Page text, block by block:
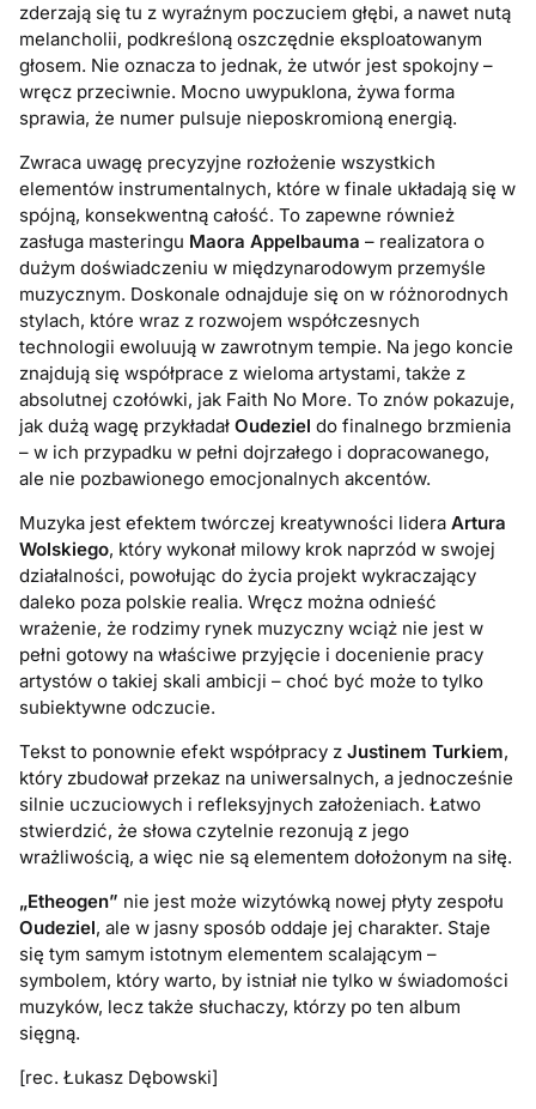
zderzają się tu z wyraźnym poczuciem głębi, a nawet nutą
melancholii, podkreśloną oszczędnie eksploatowanym
głosem. Nie oznacza to jednak, że utwór jest spokojny –
wręcz przeciwnie. Mocno uwypuklona, żywa forma
sprawia, że numer pulsuje nieposkromioną energią.
Zwraca uwagę precyzyjne rozłożenie wszystkich
elementów instrumentalnych, które w finale układają się w
spójną, konsekwentną całość. To zapewne również
zasługa masteringu Maora Appelbauma – realizatora o
dużym doświadczeniu w międzynarodowym przemyśle
muzycznym. Doskonale odnajduje się on w różnorodnych
stylach, które wraz z rozwojem współczesnych
technologii ewoluują w zawrotnym tempie. Na jego koncie
znajdują się współprace z wieloma artystami, także z
absolutnej czołówki, jak Faith No More. To znów pokazuje,
jak dużą wagę przykładałOudeziel do finalnego brzmienia
– w ich przypadku w pełni dojrzałego i dopracowanego,
ale nie pozbawionego emocjonalnych akcentów.
Muzyka jest efektem twórczej kreatywności lideraArtura
Wolskiego, który wykonał milowy krok naprzód w swojej
działalności, powołując do życia projekt wykraczający
daleko poza polskie realia. Wręcz można odnieść
wrażenie, że rodzimy rynek muzyczny wciąż nie jest w
pełni gotowy na właściwe przyjęcie i docenienie pracy
artystów o takiej skali ambicji – choć być może to tylko
subiektywne odczucie.
Tekst to ponownie efekt współpracy z Justinem Turkiem,
który zbudował przekaz na uniwersalnych, a jednocześnie
silnie uczuciowych i refleksyjnych założeniach. Łatwo
stwierdzić, że słowa czytelnie rezonują z jego
wrażliwością, a więc nie są elementem dołożonym na siłę.
„Etheogen” nie jest może wizytówką nowej płyty zespołu
Oudeziel, ale w jasny sposób oddaje jej charakter. Staje
się tym samym istotnym elementem scalającym –
symbolem, który warto, by istniał nie tylko w świadomości
muzyków, lecz także słuchaczy, którzy po ten album
sięgną.
[rec. Łukasz Dębowski]